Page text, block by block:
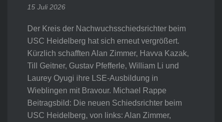
15 Juli 2026
Der Kreis der Nachwuchsschiedsrichter beim
USC Heidelberg hat sich erneut vergrößert.
Kürzlich schafften Alan Zimmer, Havva Kazak,
Till Geitner, Gustav Pfefferle, William Li und
Laurey Oyugi ihre LSE-Ausbildung in
Wieblingen mit Bravour. Michael Rappe
Beitragsbild: Die neuen Schiedsrichter beim
USC Heidelberg, von links: Alan Zimmer,